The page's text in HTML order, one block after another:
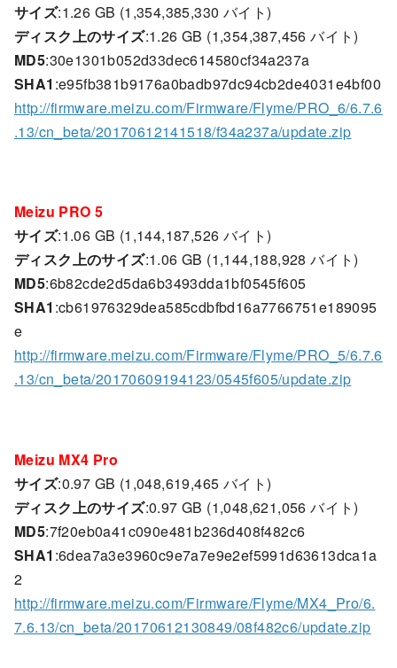
サイズ:1.26 GB (1,354,385,330 バイト)
ディスク上のサイズ:1.26 GB (1,354,387,456 バイト)
MD5:30e1301b052d33dec614580cf34a237a
SHA1 :e95fb381b9176a0badb97dc94cb2de4031e4bf00
http://firmware.meizu.com/Firmware/Flyme/PRO_6/6.7.6
.13/cn_beta/20170612141518/f34a237a/update.zip
Meizu PRO 5
サイズ:1.06 GB (1,144,187,526 バイト)
ディスク上のサイズ:1.06 GB (1,144,188,928 バイト)
MD5:6b82cde2d5da6b3493dda1bf0545f605
SHA1 :cb61976329dea585cdbfbd16a7766751e189095
e
http://firmware.meizu.com/Firmware/Flyme/PRO_5/6.7.6
.13/cn_beta/20170609194123/0545f605/update.zip
Meizu MX4 Pro
サイズ:0.97 GB (1,048,619,465 バイト)
ディスク上のサイズ:0.97 GB (1,048,621,056 バイト)
MD5:7f20eb0a41c090e481b236d408f482c6
SHA1 :6dea7a3e3960c9e7a7e9e2ef5991d63613dca1a
2
http://firmware.meizu.com/Firmware/Flyme/MX4_Pro/6.
7.6.13/cn_beta/20170612130849/08f482c6/update.zip